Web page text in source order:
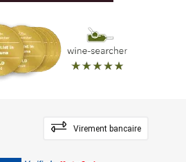
Virement bancaire